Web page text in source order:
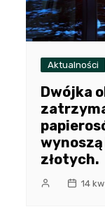
Aktualności
Dwójka
złotych.
14